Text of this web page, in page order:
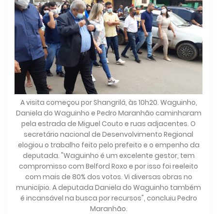
A visita começou por Shangrilá, às 10h20. Waguinho,
Daniela do Waguinho e Pedro Maranhão caminharam
pela estrada de Miguel Couto e ruas adjacentes. O
secretário nacional de Desenvolvimento Regional
elogiou o trabalho feito pelo prefeito e o empenho da
deputada. "Waguinho é um excelente gestor, tem
compromisso com Belford Roxo e por isso foi reeleito
com mais de 80% dos votos. Vi diversas obras no
município. A deputada Daniela do Waguinho também
é incansável na busca por recursos", concluiu Pedro
Maranhão.